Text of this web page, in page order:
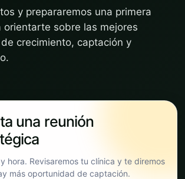
y prepararemos una primera
orientarte sobre las mejores
crecimiento, captación y
una reunión
hora. Revisaremos tu clínica y te diremos
más oportunidad de captación.